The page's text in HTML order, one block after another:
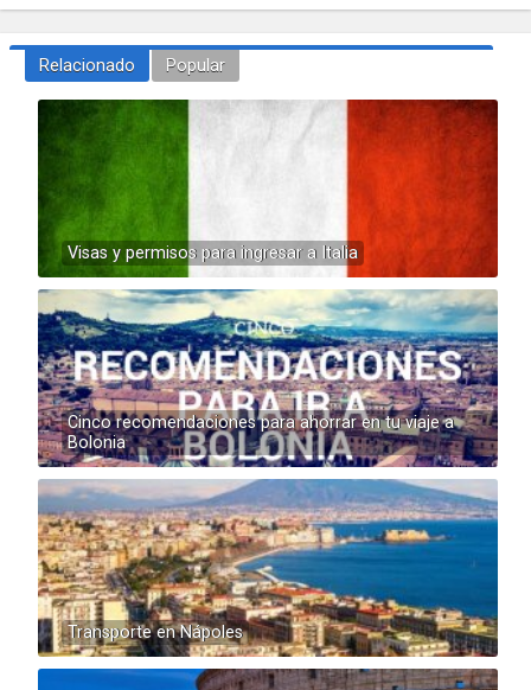
Relacionado Popular
Visas y permisos para ingresar a Italia
Cinco recomendaciones para ahorrar en tu viaje a
Bolonia
Transporte en Nápoles